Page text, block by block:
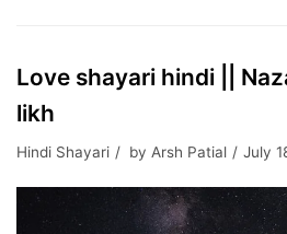
Love shayari hindi ||
likh
Hindi Shayari by Arsh Patial July